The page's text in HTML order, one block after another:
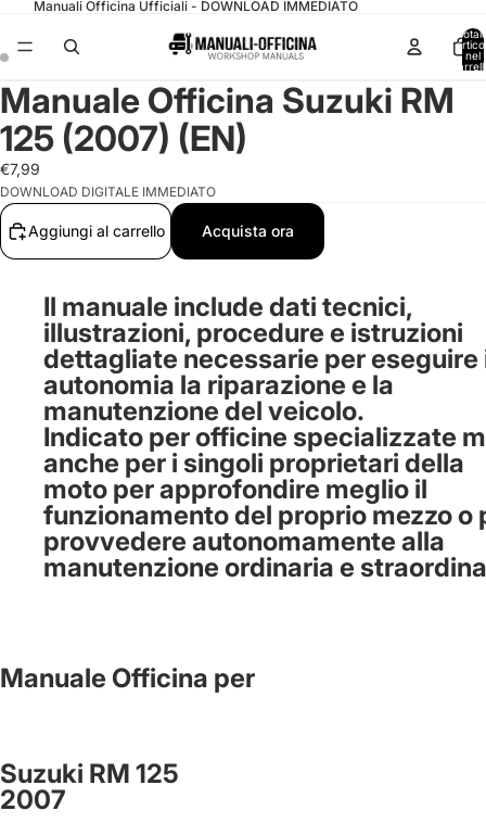
Manuali Officina Ufficiali - DOWNLOAD IMMEDIATO
nel
Manuale Officina Suzuki RM
125 (2007) (EN)
€7,99
DOWNLOAD DIGITALE IMMEDIATO
Aggiungi al carrello Acquista ora
Il manuale include dati tecnici,
illustrazioni, procedure e istruzioni
dettagliate necessarie per eseguire
autonomia la riparazione e la
manutenzione del veicolo.
Indicato per officine specializzate
anche per i singoli proprietari della
moto per approfondire meglio il
funzionamento del proprio mezzo o
provvedere autonomamente alla
manutenzione ordinaria e
Manuale Officina per
Suzuki RM 125
2007